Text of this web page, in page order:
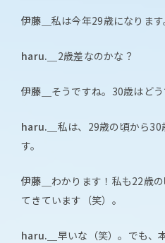
伊藤＿ 私は今年29歳になります
haru.＿ 2歳差なのかな？
伊藤＿ そうですね。30歳はどう
haru.＿ 私は、29歳の頃から30
す。
伊藤＿ わかります！私も22歳
てきています（笑）。
haru.＿ 早いな（笑）。でも、